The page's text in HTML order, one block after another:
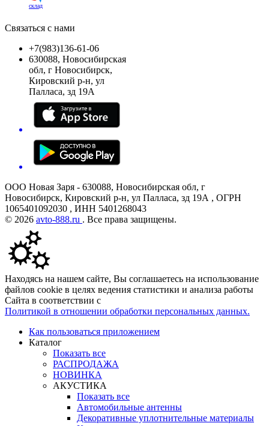
склад
Связаться с нами
+7(983)136-61-06
630088, Новосибирская
обл, г Новосибирск,
Кировский р-н, ул
Палласа, зд 19А
ООО Новая Заря - 630088, Новосибирская обл, г
Новосибирск, Кировский р-н, ул Палласа, зд 19А , ОГРН
1065401092030 , ИНН 5401268043
© 2026 avto-888.ru . Все права защищены.
Находясь на нашем сайте, Вы соглашаетесь на использование
файлов cookie в целях ведения статистики и анализа работы
Сайта в соответствии с
Политикой в отношении обработки персональных данных.
Как пользоваться приложением
Каталог
Показать все
РАСПРОДАЖА
НОВИНКА
АКУСТИКА
Показать все
Автомобильные антенны
Декоративные уплотнительные материалы